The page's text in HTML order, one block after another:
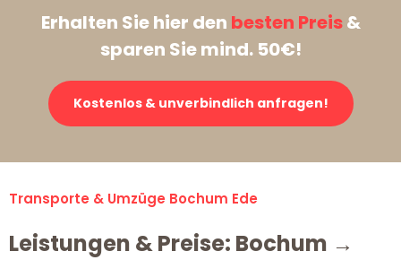
Erhalten Sie hier den besten Preis&
sparen Sie mind. 50€!
Kostenlos & unverbindlich anfragen!
Transporte & Umzüge Bochum Ede
Leistungen & Preise: Bochum →